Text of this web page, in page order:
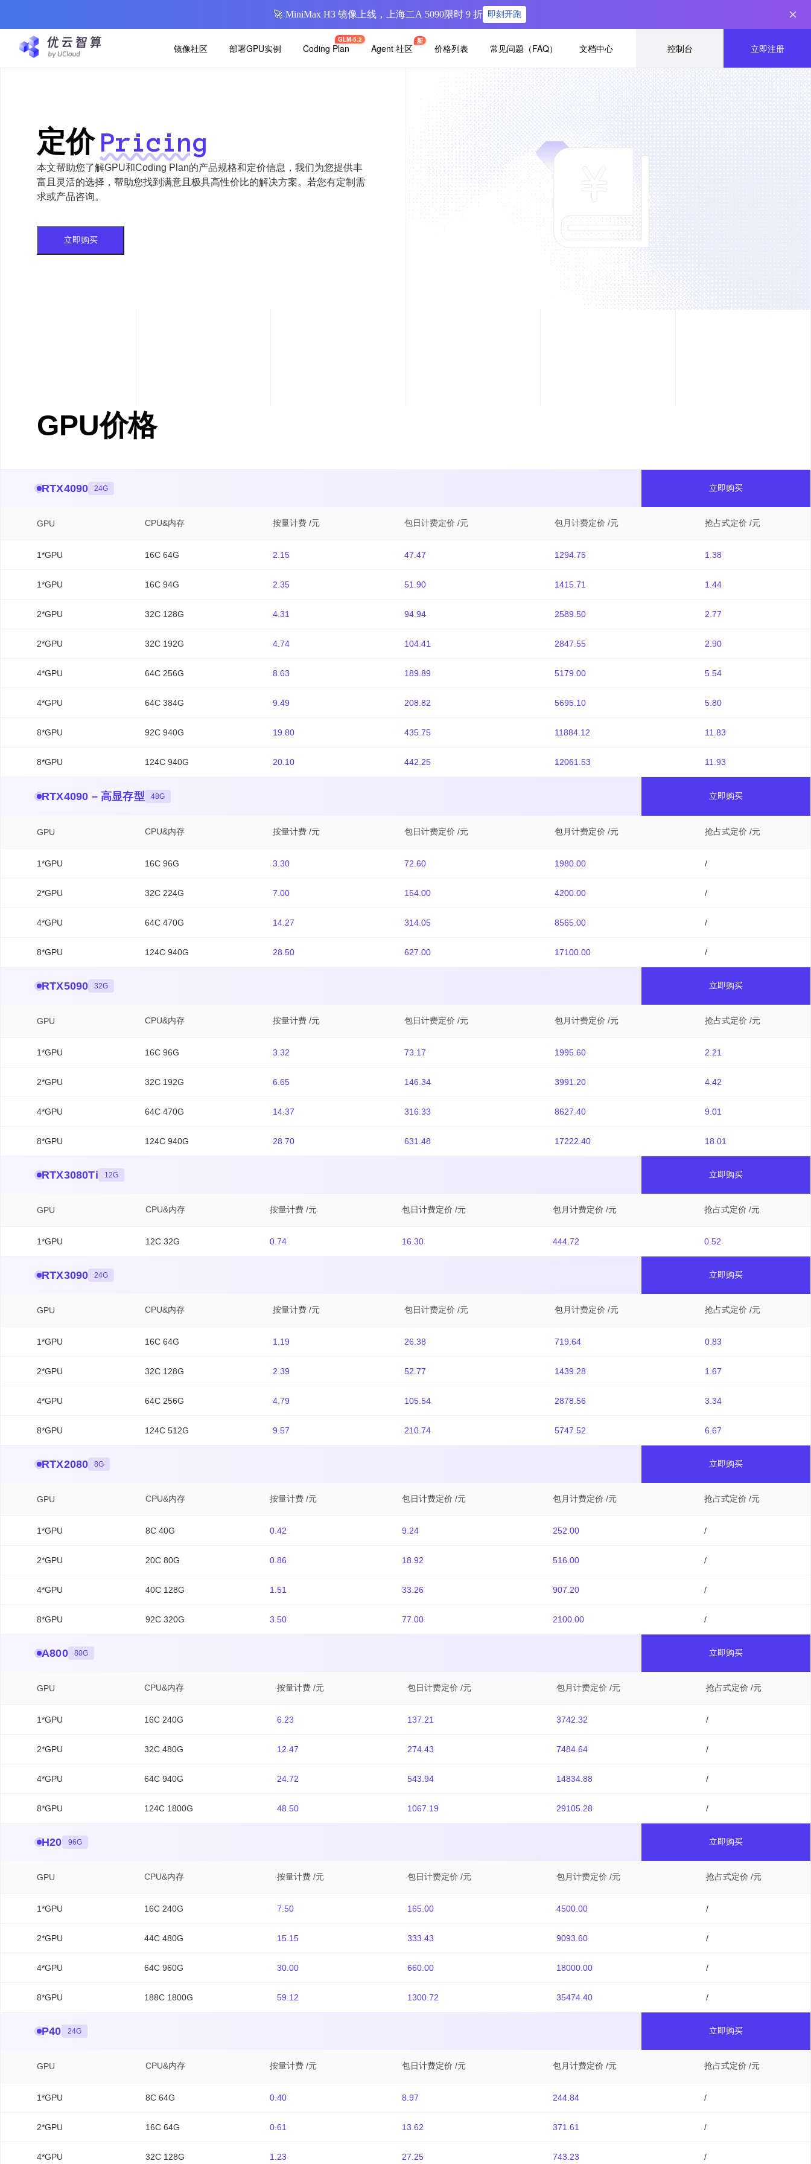
镜像社区 部署GPU实例
GLM-5.2
Coding Plan
新
Agent 社区 价格列表 常见问题（FAQ） 文档中心 控制台 立即注册
定价Pricing
本文帮助您了解GPU和Coding Plan的产品规格和定价信息，我们为您提供丰
富且灵活的选择，帮助您找到满意且极具高性价比的解决方案。若您有定制需
求或产品咨询。
立即购买
GPU价格
RTX4090 24G 立即购买
GPU CPU&内存 按量计费 /元 包日计费定价 /元 包月计费定价 /元 抢占式定价 /元
1*GPU 16C 64G 2.15 47.47 1294.75 1.38
1*GPU 16C 94G 2.35 51.90 1415.71 1.44
2*GPU 32C 128G 4.31 94.94 2589.50 2.77
2*GPU 32C 192G 4.74 104.41 2847.55 2.90
4*GPU 64C 256G 8.63 189.89 5179.00 5.54
4*GPU 64C 384G 9.49 208.82 5695.10 5.80
8*GPU 92C 940G 19.80 435.75 11884.12 11.83
8*GPU 124C 940G 20.10 442.25 12061.53 11.93
RTX4090 – 高显存型 48G 立即购买
GPU CPU&内存 按量计费 /元 包日计费定价 /元 包月计费定价 /元 抢占式定价 /元
1*GPU 16C 96G 3.30 72.60 1980.00 /
2*GPU 32C 224G 7.00 154.00 4200.00 /
4*GPU 64C 470G 14.27 314.05 8565.00 /
8*GPU 124C 940G 28.50 627.00 17100.00 /
RTX5090 32G 立即购买
GPU CPU&内存 按量计费 /元 包日计费定价 /元 包月计费定价 /元 抢占式定价 /元
1*GPU 16C 96G 3.32 73.17 1995.60 2.21
2*GPU 32C 192G 6.65 146.34 3991.20 4.42
4*GPU 64C 470G 14.37 316.33 8627.40 9.01
8*GPU 124C 940G 28.70 631.48 17222.40 18.01
RTX3080Ti 12G 立即购买
GPU CPU&内存 按量计费 /元 包日计费定价 /元 包月计费定价 /元 抢占式定价 /元
1*GPU 12C 32G 0.74 16.30 444.72 0.52
RTX3090 24G 立即购买
GPU CPU&内存 按量计费 /元 包日计费定价 /元 包月计费定价 /元 抢占式定价 /元
1*GPU 16C 64G 1.19 26.38 719.64 0.83
2*GPU 32C 128G 2.39 52.77 1439.28 1.67
4*GPU 64C 256G 4.79 105.54 2878.56 3.34
8*GPU 124C 512G 9.57 210.74 5747.52 6.67
RTX2080 8G 立即购买
GPU CPU&内存 按量计费 /元 包日计费定价 /元 包月计费定价 /元 抢占式定价 /元
1*GPU 8C 40G 0.42 9.24 252.00 /
2*GPU 20C 80G 0.86 18.92 516.00 /
4*GPU 40C 128G 1.51 33.26 907.20 /
8*GPU 92C 320G 3.50 77.00 2100.00 /
A800 80G 立即购买
GPU CPU&内存 按量计费 /元 包日计费定价 /元 包月计费定价 /元 抢占式定价 /元
1*GPU 16C 240G 6.23 137.21 3742.32 /
2*GPU 32C 480G 12.47 274.43 7484.64 /
4*GPU 64C 940G 24.72 543.94 14834.88 /
8*GPU 124C 1800G 48.50 1067.19 29105.28 /
H20 96G 立即购买
GPU CPU&内存 按量计费 /元 包日计费定价 /元 包月计费定价 /元 抢占式定价 /元
1*GPU 16C 240G 7.50 165.00 4500.00 /
2*GPU 44C 480G 15.15 333.43 9093.60 /
4*GPU 64C 960G 30.00 660.00 18000.00 /
8*GPU 188C 1800G 59.12 1300.72 35474.40 /
P40 24G 立即购买
GPU CPU&内存 按量计费 /元 包日计费定价 /元 包月计费定价 /元 抢占式定价 /元
1*GPU 8C 64G 0.40 8.97 244.84 /
2*GPU 16C 64G 0.61 13.62 371.61 /
4*GPU 32C 128G 1.23 27.25 743.23 /
RTX4090 – 高显存型
RTX3080Ti
RTX2080
Agent 社区
🚀 MiniMax H3 镜像上线，上海二A 5090限时 9 折 即刻开跑